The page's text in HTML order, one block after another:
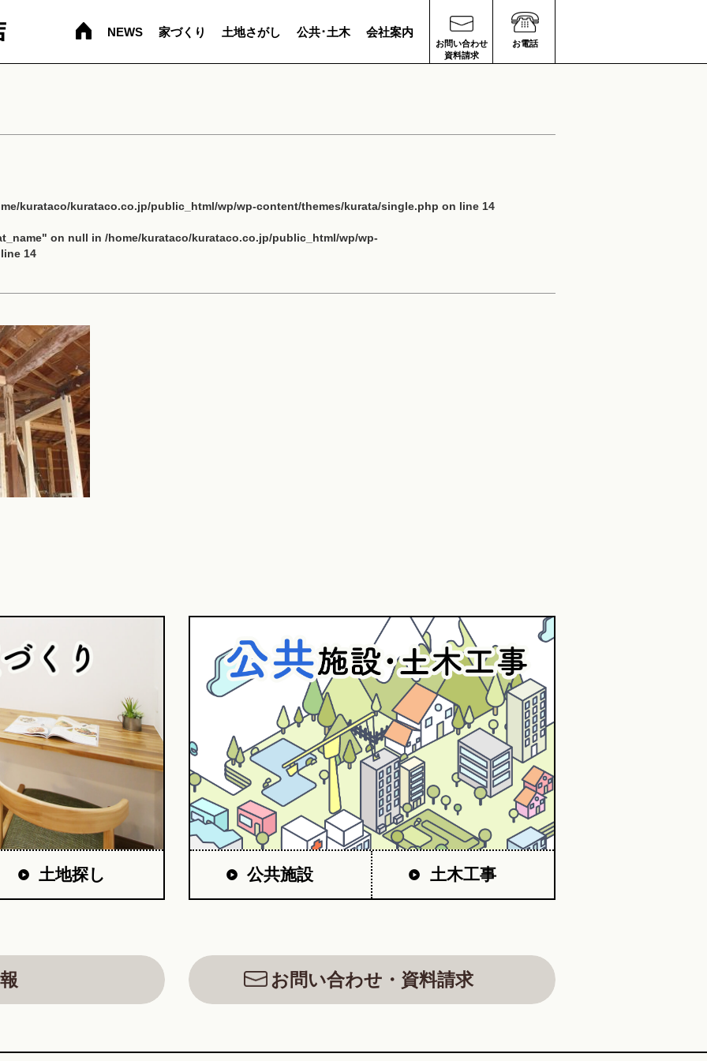
NEWS 家づくり 土地さがし 公共･土木 会社案内
お問い合わせ
資料請求
お電話
kurataco/kurataco.co.jp/public_html/wp/wp-content/themes/kurata/single.php on line 14
on null in /home/kurataco/kurataco.co.jp/public_html/wp/wp-
14
土地探し 公共施設 土木工事
お問い合わせ・資料請求